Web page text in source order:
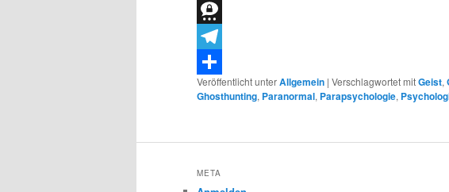
Bluesky
Threema
Telegram
Teilen
Veröffentlicht unterAllgemein | Verschlagwortet mitGeist,
Ghosthunting, Paranormal, Parapsychologie,
META